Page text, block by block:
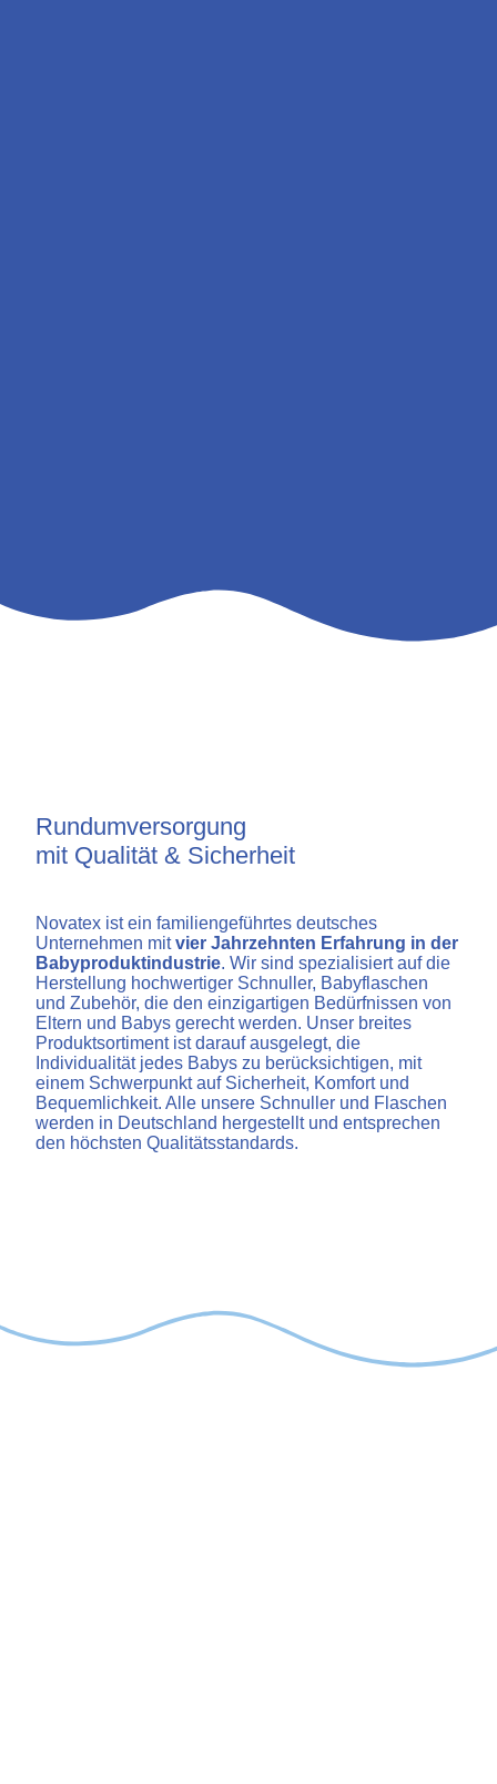
Novatex ist ein familiengeführtes deutsches
Unternehmen mitvier Jahrzehnten Erfahrung in der
Babyproduktindustrie. Wir sind spezialisiert auf die
Herstellung hochwertiger Schnuller, Babyflaschen
und Zubehör, die den einzigartigen Bedürfnissen von
Eltern und Babys gerecht werden. Unser breites
Produktsortiment ist darauf ausgelegt, die
Individualität jedes Babys zu berücksichtigen, mit
einem Schwerpunkt auf Sicherheit, Komfort und
Bequemlichkeit. Alle unsere Schnuller und Flaschen
werden in Deutschland hergestellt und entsprechen
den höchsten Qualitätsstandards.
Rundumversorgung
mit Qualität & Sicherheit​​